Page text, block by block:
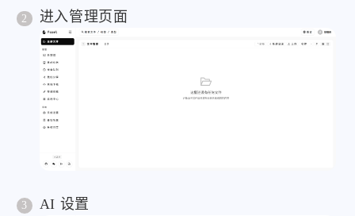
进入管理页面
AI 设置